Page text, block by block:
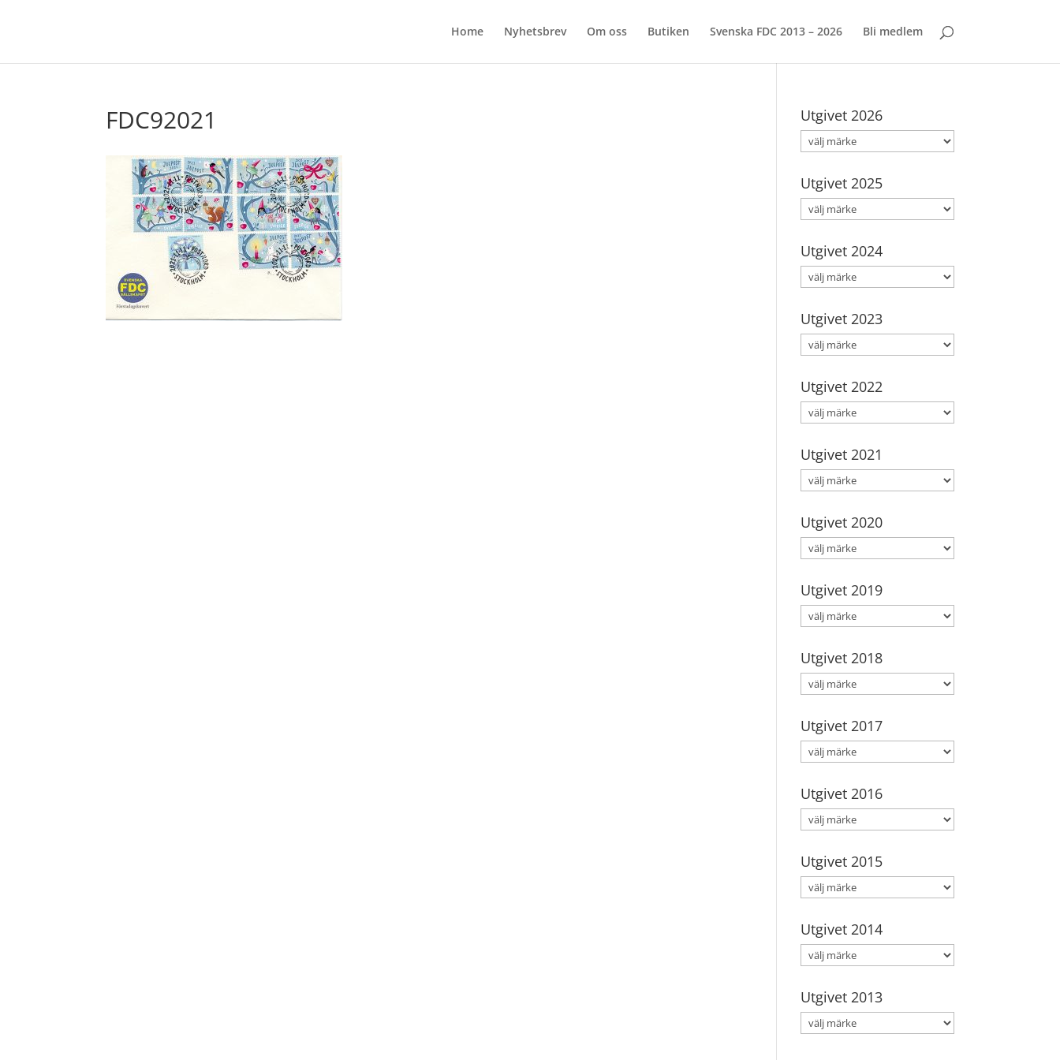
Home Nyhetsbrev Om oss Butiken Svenska FDC 2013 – 2026 Bli medlem
FDC92021 Utgivet 2026
Utgivet 2025
Utgivet 2024
Utgivet 2023
Utgivet 2022
Utgivet 2021
Utgivet 2020
Utgivet 2019
Utgivet 2018
Utgivet 2017
Utgivet 2016
Utgivet 2015
Utgivet 2014
Utgivet 2013